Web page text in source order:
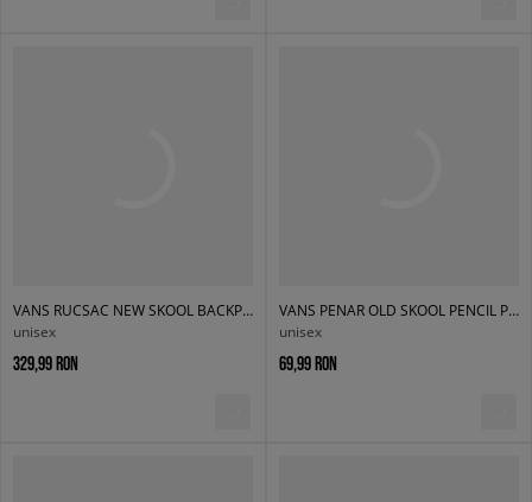
VANS RUCSAC NEW SKOOL BACKPACK
unisex
329,99 RON
VANS PENAR OLD SKOOL PENCIL POUCH
unisex
69,99 RON